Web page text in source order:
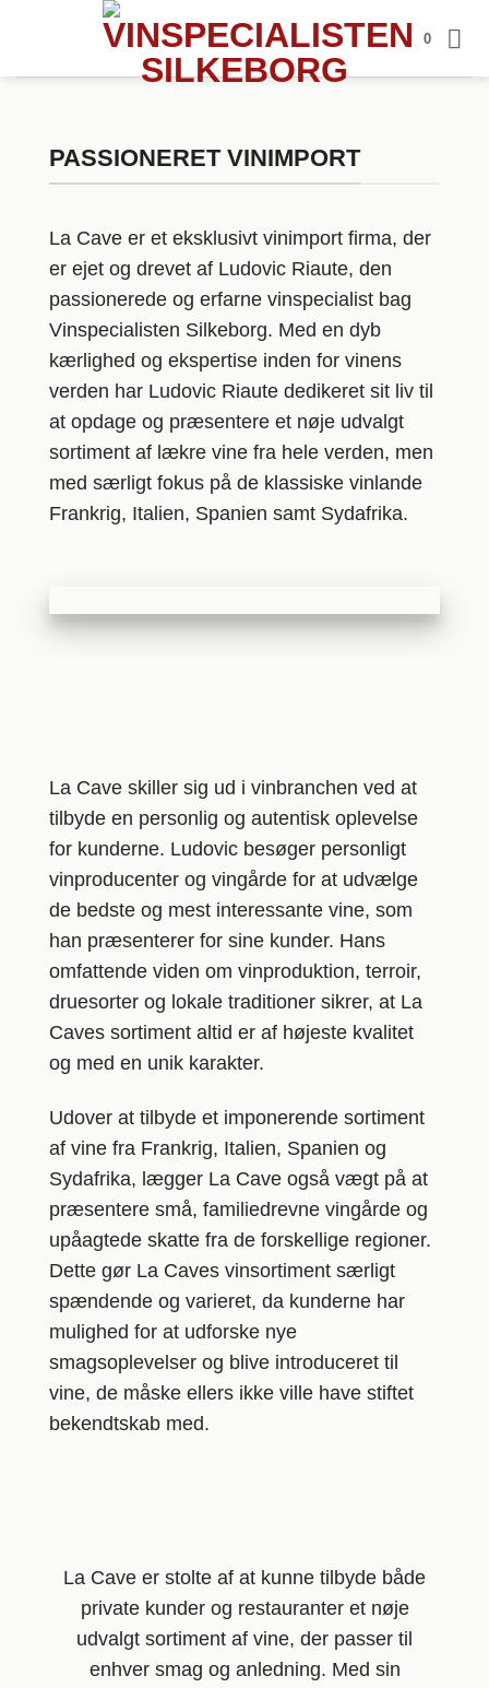
0
PASSIONERET VINIMPORT
La Cave er et eksklusivt vinimport firma, der
er ejet og drevet af Ludovic Riaute, den
passionerede og erfarne vinspecialist bag
Vinspecialisten Silkeborg. Med en dyb
kærlighed og ekspertise inden for vinens
verden har Ludovic Riaute dedikeret sit liv til
at opdage og præsentere et nøje udvalgt
sortiment af lækre vine fra hele verden, men
med særligt fokus på de klassiske vinlande
Frankrig, Italien, Spanien samt Sydafrika.
La Cave skiller sig ud i vinbranchen ved at
tilbyde en personlig og autentisk oplevelse
for kunderne. Ludovic besøger personligt
vinproducenter og vingårde for at udvælge
de bedste og mest interessante vine, som
han præsenterer for sine kunder. Hans
omfattende viden om vinproduktion, terroir,
druesorter og lokale traditioner sikrer, at La
Caves sortiment altid er af højeste kvalitet
og med en unik karakter.
Udover at tilbyde et imponerende sortiment
af vine fra Frankrig, Italien, Spanien og
Sydafrika, lægger La Cave også vægt på at
præsentere små, familiedrevne vingårde og
upåagtede skatte fra de forskellige regioner.
Dette gør La Caves vinsortiment særligt
spændende og varieret, da kunderne har
mulighed for at udforske nye
smagsoplevelser og blive introduceret til
vine, de måske ellers ikke ville have stiftet
bekendtskab med.
La Cave er stolte af at kunne tilbyde både
private kunder og restauranter et nøje
udvalgt sortiment af vine, der passer til
enhver smag og anledning. Med sin